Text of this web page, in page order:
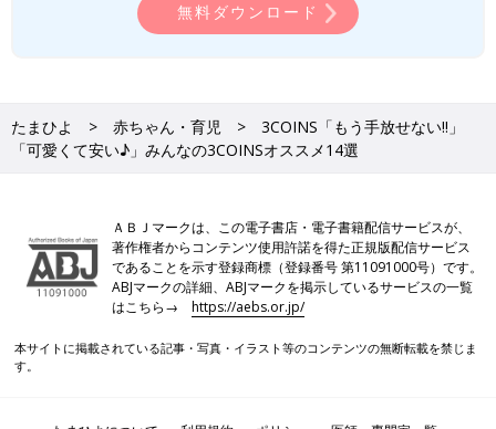
PROFILE）
無料ダウンロード
たまひよ 赤ちゃん・育児
3COINS「もう手放せない‼」
「可愛くて安い♪」みんなの3COINSオススメ14選
ＡＢＪマークは、この電子書店・電子書籍配信サービスが、
著作権者からコンテンツ使用許諾を得た正規版配信サービス
であることを示す登録商標（登録番号 第11091000号）です。
ABJマークの詳細、ABJマークを掲示しているサービスの一覧
はこちら→https://aebs.or.jp/
本サイトに掲載されている記事・写真・イラスト等のコンテンツの無断転載を禁じま
す。